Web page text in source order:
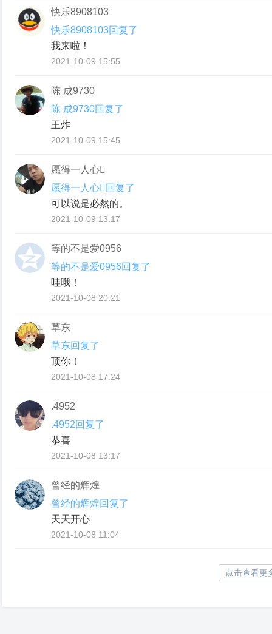
快乐8908103
快乐8908103回复了
我来啦！
2021-10-09 15:55
陈 成9730
陈 成9730回复了
王炸
2021-10-09 15:45
愿得一人心
愿得一人心回复了
可以说是必然的。
2021-10-09 13:17
等的不是爱0956
等的不是爱0956回复了
哇哦！
2021-10-08 20:21
草东
草东回复了
顶你！
2021-10-08 17:24
.4952
.4952回复了
恭喜
2021-10-08 13:17
曾经的辉煌
曾经的辉煌回复了
天天开心
2021-10-08 11:04
点击查看更